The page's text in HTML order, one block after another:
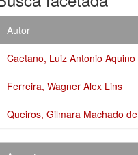
Autor
Caetano, Luiz Antonio Aquino
Ferreira, Wagner Alex Lins
Queiros, Gilmara Machado de